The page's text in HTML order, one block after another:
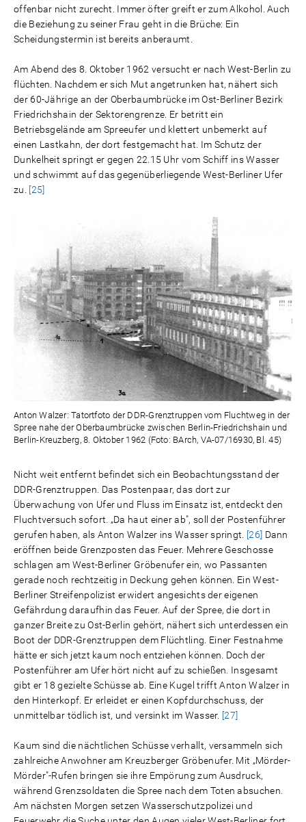
offenbar nicht zurecht. Immer öfter greift er zum Alkohol. Auch
die Beziehung zu seiner Frau geht in die Brüche: Ein
Scheidungstermin ist bereits anberaumt.
Am Abend des 8. Oktober 1962 versucht er nach West-Berlin zu
flüchten. Nachdem er sich Mut angetrunken hat, nähert sich
der 60-Jährige an der Oberbaumbrücke im Ost-Berliner Bezirk
Friedrichshain der Sektorengrenze. Er betritt ein
Betriebsgelände am Spreeufer und klettert unbemerkt auf
einen Lastkahn, der dort festgemacht hat. Im Schutz der
Dunkelheit springt er gegen 22.15 Uhr vom Schiff ins Wasser
und schwimmt auf das gegenüberliegende West-Berliner Ufer
zu. [25]
Anton Walzer: Tatortfoto der DDR-Grenztruppen vom Fluchtweg in der
Spree nahe der Oberbaumbrücke zwischen Berlin-Friedrichshain und
Berlin-Kreuzberg, 8. Oktober 1962 (Foto: BArch, VA-07/16930, Bl. 45)
Nicht weit entfernt befindet sich ein Beobachtungsstand der
DDR-Grenztruppen. Das Postenpaar, das dort zur
Überwachung von Ufer und Fluss im Einsatz ist, entdeckt den
Fluchtversuch sofort. „Da haut einer ab", soll der Postenführer
gerufen haben, als Anton Walzer ins Wasser springt.
[26] Dann
eröffnen beide Grenzposten das Feuer. Mehrere Geschosse
schlagen am West-Berliner Gröbenufer ein, wo Passanten
gerade noch rechtzeitig in Deckung gehen können. Ein West-
Berliner Streifenpolizist erwidert angesichts der eigenen
Gefährdung daraufhin das Feuer. Auf der Spree, die dort in
ganzer Breite zu Ost-Berlin gehört, nähert sich unterdessen ein
Boot der DDR-Grenztruppen dem Flüchtling. Einer Festnahme
hätte er sich jetzt kaum noch entziehen können. Doch der
Postenführer am Ufer hört nicht auf zu schießen. Insgesamt
gibt er 18 gezielte Schüsse ab. Eine Kugel trifft Anton Walzer in
den Hinterkopf. Er erleidet er einen Kopfdurchschuss, der
unmittelbar tödlich ist, und versinkt im Wasser. [27]
Kaum sind die nächtlichen Schüsse verhallt, versammeln sich
zahlreiche Anwohner am Kreuzberger Gröbenufer. Mit „Mörder-
Mörder"-Rufen bringen sie ihre Empörung zum Ausdruck,
während Grenzsoldaten die Spree nach dem Toten absuchen.
Am nächsten Morgen setzen Wasserschutzpolizei und